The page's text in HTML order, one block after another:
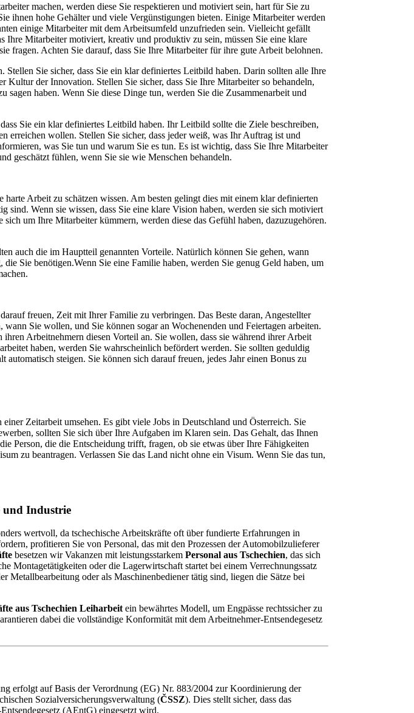
machen, werden diese Sie respektieren und motiviert sein, hart für Sie zu
ihnen hohe Gehälter und viele Vergünstigungen bieten. Einige Mitarbeiter werden
einige Mitarbeiter mit dem Arbeitsumfeld unzufrieden sein. Vielleicht gefällt
Mitarbeiter motiviert, kreativ und produktiv zu sein, müssen Sie eine klare
Achten Sie darauf, dass Sie Ihre Mitarbeiter für ihre gute Arbeit belohnen.
Sie sicher, dass Sie ein klar definiertes Leitbild haben. Darin sollten alle Ihre
der Innovation. Stellen Sie sicher, dass Sie Ihre Mitarbeiter so behandeln,
haben. Wenn Sie diese Dinge tun, werden Sie die Zusammenarbeit und
Sie ein klar definiertes Leitbild haben. Ihr Leitbild sollte die Ziele beschreiben,
erreichen wollen. Stellen Sie sicher, dass jeder weiß, was Ihr Auftrag ist und
was Sie tun und warum Sie es tun. Es ist wichtig, dass Sie Ihre Mitarbeiter
geschätzt fühlen, wenn Sie sie wie Menschen behandeln.
Arbeit zu schätzen wissen. Am besten gelingt dies mit einem klar definierten
Wenn sie wissen, dass Sie eine klare Vision haben, werden sie sich motiviert
um Ihre Mitarbeiter kümmern, werden diese das Gefühl haben, dazuzugehören.
auch die im Hauptteil genannten Vorteile. Natürlich können Sie gehen, wann
Sie benötigen.Wenn Sie eine Familie haben, werden Sie genug Geld haben, um
freuen, Zeit mit Ihrer Familie zu verbringen. Das Beste daran, Angestellter
Sie wollen, und Sie können sogar an Wochenenden und Feiertagen arbeiten.
Arbeitnehmern diesen Vorteil an. Sie wollen, dass sie während ihrer Arbeit
haben, werden Sie wahrscheinlich befördert werden. Sie sollten geduldig
steigen. Sie können sich darauf freuen, jedes Jahr einen Bonus zu
Zeitarbeit umsehen. Es gibt viele Jobs in Deutschland und Österreich. Sie
sollten Sie sich über Ihre Aufgaben im Klaren sein. Das Gehalt, das Ihnen
Person, die die Entscheidung trifft, fragen, ob sie etwas über Ihre Fähigkeiten
zu beantragen. Verlassen Sie das Land nicht ohne ein Visum. Wenn Sie das tun,
und Industrie
wertvoll, da tschechische Arbeitskräfte oft über fundierte Erfahrungen in
profitieren Sie von Personal, das mit den Prozessen der Automobilzulieferer
besetzen wir Vakanzen mit leistungsstarkem Personal aus Tschechien, das sich
Montagetätigkeiten oder die Lagerwirtschaft startet bei einem Verrechnungssatz
Metallbearbeitung oder als Maschinenbediener tätig sind, liegen die Sätze bei
aus Tschechien Leiharbeitein bewährtes Modell, um Engpässe rechtssicher zu
dabei die vollständige Konformität mit dem Arbeitnehmer-Entsendegesetz
erfolgt auf Basis der Verordnung (EG) Nr. 883/2004 zur Koordinierung der
Sozialversicherungsverwaltung (ČSSZ). Dies stellt sicher, dass das
(AEntG) eingesetzt wird.